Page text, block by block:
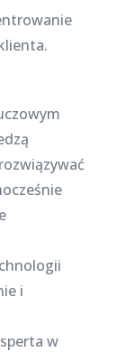
i
w